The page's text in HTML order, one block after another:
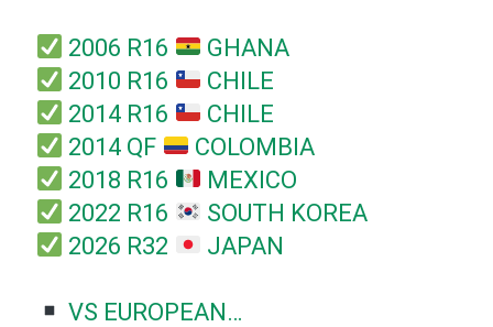
2006 R16
GHANA
2010 R16
CHILE
2014 R16
CHILE
2014 QF
COLOMBIA
2018 R16
MEXICO
2022 R16
SOUTH KOREA
2026 R32
JAPAN
VS EUROPEAN…